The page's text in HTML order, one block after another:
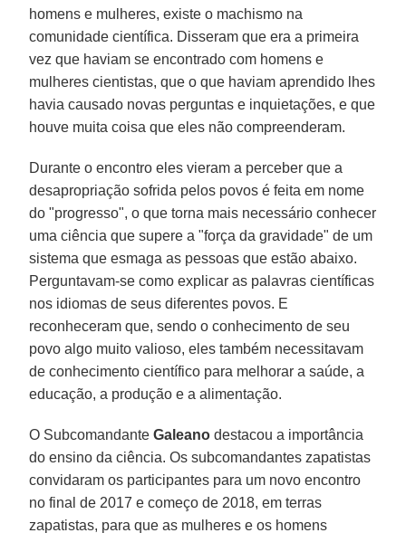
homens e mulheres, existe o machismo na
comunidade científica. Disseram que era a primeira
vez que haviam se encontrado com homens e
mulheres cientistas, que o que haviam aprendido lhes
havia causado novas perguntas e inquietações, e que
houve muita coisa que eles não compreenderam.
Durante o encontro eles vieram a perceber que a
desapropriação sofrida pelos povos é feita em nome
do "progresso", o que torna mais necessário conhecer
uma ciência que supere a "força da gravidade" de um
sistema que esmaga as pessoas que estão abaixo.
Perguntavam-se como explicar as palavras científicas
nos idiomas de seus diferentes povos. E
reconheceram que, sendo o conhecimento de seu
povo algo muito valioso, eles também necessitavam
de conhecimento científico para melhorar a saúde, a
educação, a produção e a alimentação.
O SubcomandanteGaleano destacou a importância
do ensino da ciência. Os subcomandantes zapatistas
convidaram os participantes para um novo encontro
no final de 2017 e começo de 2018, em terras
zapatistas, para que as mulheres e os homens